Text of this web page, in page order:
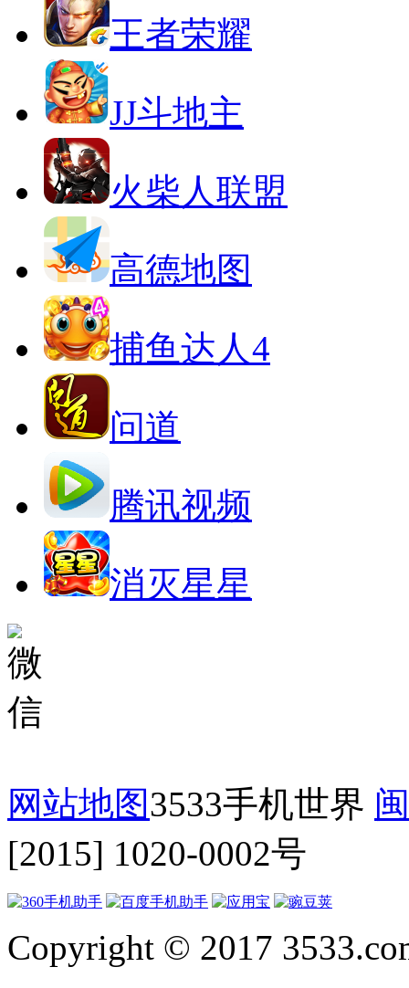
王者荣耀
JJ斗地主
火柴人联盟
高德地图
捕鱼达人4
问道
腾讯视频
消灭星星
网站地图3533手机世界
[2015] 1020-0002号
Copyright © 2017